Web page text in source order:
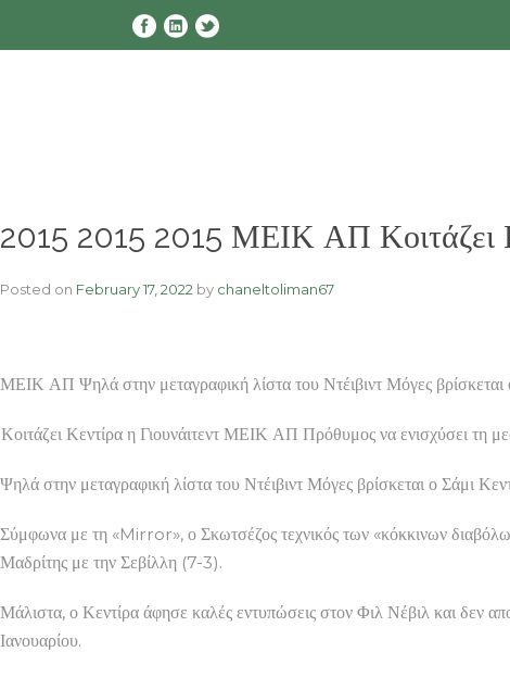
2015 2015 2015 ΜΕΙΚ ΑΠ Κοιτάζει
Posted on February 17, 2022 by chaneltoliman67
ΜΕΙΚ ΑΠ Ψηλά στην μεταγραφική λίστα του Ντέιβιντ Μόγες
Κοιτάζει Κεντίρα η Γιουνάιτεντ ΜΕΙΚ ΑΠ Πρόθυμος να ενισχύσει τη
Ψηλά στην μεταγραφική λίστα του Ντέιβιντ Μόγες βρίσκεται ο Σάμι
Σύμφωνα με τη «Mirror», ο Σκωτσέζος τεχνικός των «κόκκινων
Μαδρίτης με την Σεβίλλη (7-3).
Μάλιστα, ο Κεντίρα άφησε καλές εντυπώσεις στον Φιλ Νέβιλ και δεν
Ιανουαρίου.